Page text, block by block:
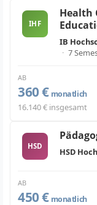
IHF
Health
IB
· 7
AB
360 € monatlich
16.140 € insgesamt
HSD
HSD
AB
450 € monatlich